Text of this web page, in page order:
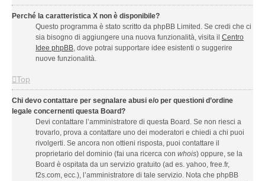
Perché la caratteristica X non è disponibile?
Questo programma è stato scritto da phpBB Limited. Se credi che ci
sia bisogno di aggiungere una nuova funzionalità, visita il Centro
Idee phpBB, dove potrai supportare idee esistenti o suggerire
nuove funzionalità.
Top
Chi devo contattare per segnalare abusi e/o per questioni d’ordine
legale concernenti questa Board?
Devi contattare l’amministratore di questa Board. Se non riesci a
trovarlo, prova a contattare uno dei moderatori e chiedi a chi puoi
rivolgerti. Se ancora non ottieni risposta, puoi contattare il
proprietario del dominio (fai una ricerca con whois) oppure, se la
Board è ospitata da un servizio gratuito (ad es. yahoo, free.fr,
f2s.com, ecc.), l’amministratore di tale servizio. Nota che phpBB